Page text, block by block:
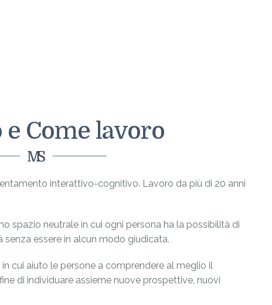
e Come lavoro
interattivo-cognitivo. Lavoro da più di 20 anni
spazio neutrale in cui ogni persona ha la possibilità di
essere in alcun modo giudicata.
cui aiuto le persone a comprendere al meglio il
di individuare assieme nuove prospettive, nuovi